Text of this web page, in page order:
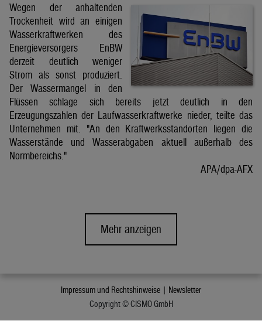
Wegen der anhaltenden
Trockenheit wird an einigen
Wasserkraftwerken des
Energieversorgers EnBW
derzeit deutlich weniger
Strom als sonst produziert.
Der Wassermangel in den
Flüssen schlage sich bereits jetzt deutlich in den
Erzeugungszahlen der Laufwasserkraftwerke nieder, teilte das
Unternehmen mit. "An den Kraftwerksstandorten liegen die
Wasserstände und Wasserabgaben aktuell außerhalb des
Normbereichs."
APA/dpa-AFX
Mehr anzeigen
Impressum und Rechtshinweise | Newsletter
Copyright © CISMO GmbH